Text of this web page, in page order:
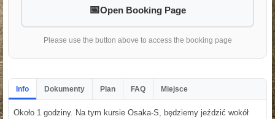
Open Booking Page
Please use the button above to access the booking page
Info Dokumenty Plan FAQ Miejsce
Około 1 godziny. Na tym kursie Osaka-S, będziemy jeździć wokół